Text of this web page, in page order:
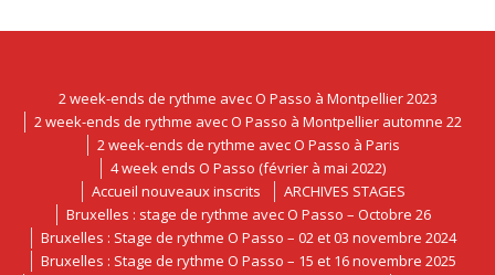
2 week-ends de rythme avec O Passo à Montpellier 2023
2 week-ends de rythme avec O Passo à Montpellier automne 22
2 week-ends de rythme avec O Passo à Paris
4 week ends O Passo (février à mai 2022)
Accueil nouveaux inscrits
ARCHIVES STAGES
Bruxelles : stage de rythme avec O Passo – Octobre 26
Bruxelles : Stage de rythme O Passo – 02 et 03 novembre 2024
Bruxelles : Stage de rythme O Passo – 15 et 16 novembre 2025